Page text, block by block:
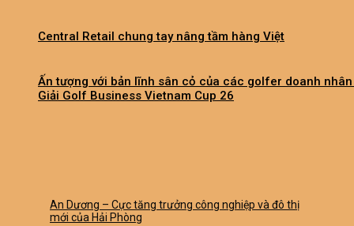
Central Retail chung tay nâng tầm hàng Việt
Ấn tượng với bản lĩnh sân cỏ của các golfer doanh
Giải Golf Business Vietnam Cup 26
An Dương – Cực tăng trưởng công nghiệp và đô thị
mới của Hải Phòng